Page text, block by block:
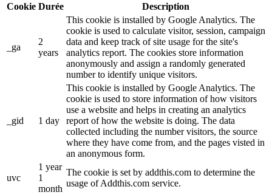
Cookie Durée Description
_ga
2
years
This cookie is installed by Google Analytics. The
cookie is used to calculate visitor, session, campaign
data and keep track of site usage for the site's
analytics report. The cookies store information
anonymously and assign a randomly generated
number to identify unique visitors.
_gid 1 day
This cookie is installed by Google Analytics. The
cookie is used to store information of how visitors
use a website and helps in creating an analytics
report of how the website is doing. The data
collected including the number visitors, the source
where they have come from, and the pages visted in
an anonymous form.
uvc
1 year
1
month
The cookie is set by addthis.com to determine the
usage of Addthis.com service.